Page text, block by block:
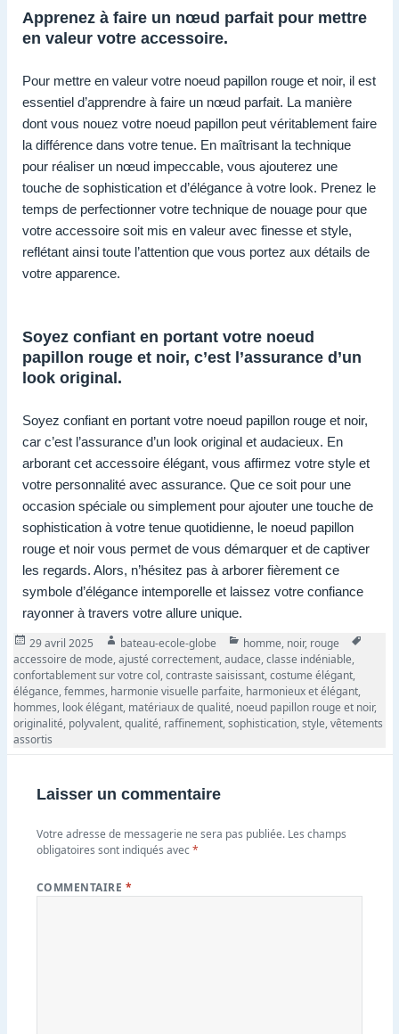
Apprenez à faire un nœud parfait pour mettre
en valeur votre accessoire.
Pour mettre en valeur votre noeud papillon rouge et noir, il est
essentiel d’apprendre à faire un nœud parfait. La manière
dont vous nouez votre noeud papillon peut véritablement faire
la différence dans votre tenue. En maîtrisant la technique
pour réaliser un nœud impeccable, vous ajouterez une
touche de sophistication et d’élégance à votre look. Prenez le
temps de perfectionner votre technique de nouage pour que
votre accessoire soit mis en valeur avec finesse et style,
reflétant ainsi toute l’attention que vous portez aux détails de
votre apparence.
Soyez confiant en portant votre noeud
papillon rouge et noir, c’est l’assurance d’un
look original.
Soyez confiant en portant votre noeud papillon rouge et noir,
car c’est l’assurance d’un look original et audacieux. En
arborant cet accessoire élégant, vous affirmez votre style et
votre personnalité avec assurance. Que ce soit pour une
occasion spéciale ou simplement pour ajouter une touche de
sophistication à votre tenue quotidienne, le noeud papillon
rouge et noir vous permet de vous démarquer et de captiver
les regards. Alors, n’hésitez pas à arborer fièrement ce
symbole d’élégance intemporelle et laissez votre confiance
rayonner à travers votre allure unique.
Publié
le
29 avril 2025 Auteur
bateau-ecole-globe Catégories
homme, noir, rouge
accessoire de mode,ajusté correctement,audace,classe indéniable,
confortablement sur votre col,contraste saisissant,costume élégant,
élégance,femmes, harmonie visuelle parfaite, harmonieux et élégant,
hommes, look élégant, matériaux de qualité, noeud papillon rouge et noir,
originalité, polyvalent,qualité, raffinement,sophistication,style,vêtements
assortis
Laisser un commentaire
Votre adresse de messagerie ne sera pas publiée. Les champs
obligatoires sont indiqués avec*
COMMENTAIRE *